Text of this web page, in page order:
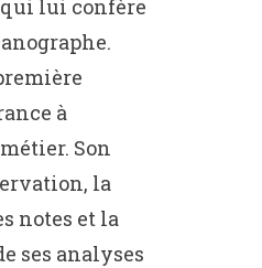
lui confère
à
Son
la
notes et la
ses analyses